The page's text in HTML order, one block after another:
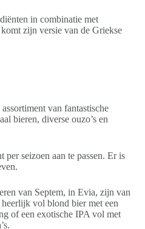
in combinatie met
zijn versie van de Griekse
van fantastische
bieren, diverse ouzo’s en
per seizoen aan te passen. Er is
van Septem, in Evia, zijn van
vol blond bier met een
of een exotische IPA vol met